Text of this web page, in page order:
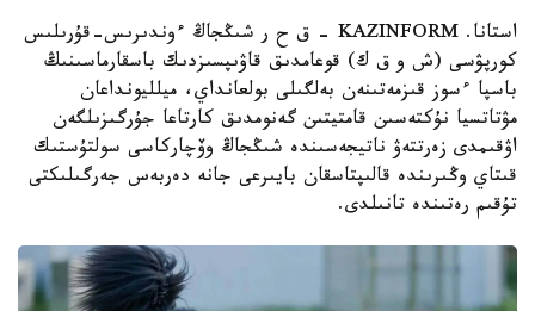
استانا. KAZINFORM – ق ح ر شىڭجاڭ ءوندىرىس-قۇرىلىس
كورپۋسى (ش و ق ك) قوعامدىق قاۋىپسىزدىك باسقارماسىنىڭ
باسپا ءسوز قىزمەتىنەن بەلگىلى بولعانداي، ميلليونداعان
مۋتاتسيا نۇكتەسىن قامتيتىن گەنومدىق كارتاعا جۇرگىزىلگەن
اۋقىمدى زەرتتەۋ ناتيجەسىندە شىڭجاڭ وۆچاركاسى سولتۇستىك
قىتاي وڭىرىندە قالىپتاسقان بايىرعى جانە دەربەس جەرگىلىكتى
تۇقىم رەتىندە تانىلدى.